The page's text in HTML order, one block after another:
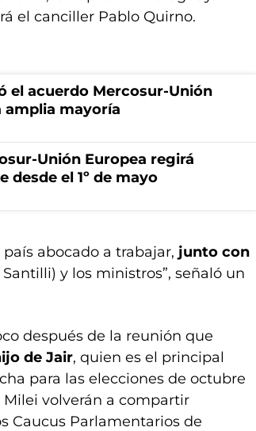
el canciller Pablo Quirno.
el acuerdo Mercosur-Unión
amplia mayoría
Unión Europea regirá
desde el 1º de mayo
abocado a trabajar, junto con
y los ministros”, señaló un
después de la reunión que
de Jair, quien es el principal
para las elecciones de octubre
Milei volverán a compartir
Caucus Parlamentarios de